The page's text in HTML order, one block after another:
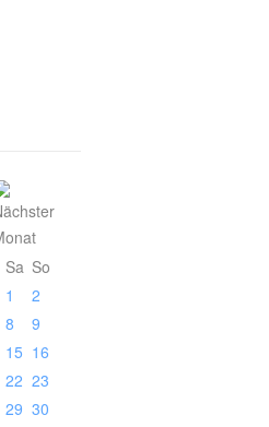
Sa So
1
2
8
9
15 16
22 23
29 30